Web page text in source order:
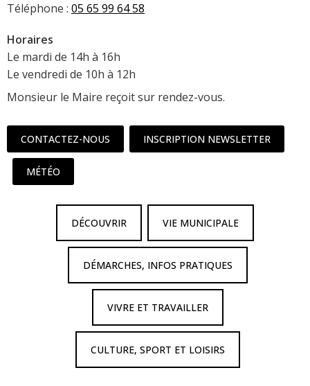
Téléphone : 05 65 99 64 58
Horaires
Le mardi de 14h à 16h
Le vendredi de 10h à 12h
Monsieur le Maire reçoit sur rendez-vous.
CONTACTEZ-NOUS INSCRIPTION NEWSLETTER
MÉTÉO
DÉCOUVRIR VIE MUNICIPALE
DÉMARCHES, INFOS PRATIQUES
VIVRE ET TRAVAILLER
CULTURE, SPORT ET LOISIRS